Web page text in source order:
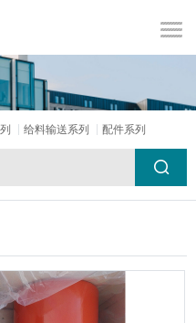
给料输送系列 配件系列